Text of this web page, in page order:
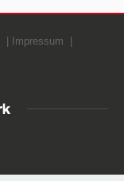
Impressum